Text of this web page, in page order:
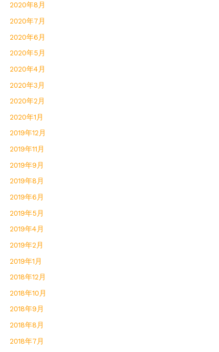
2020年8月
2020年7月
2020年6月
2020年5月
2020年4月
2020年3月
2020年2月
2020年1月
2019年12月
2019年11月
2019年9月
2019年8月
2019年6月
2019年5月
2019年4月
2019年2月
2019年1月
2018年12月
2018年10月
2018年9月
2018年8月
2018年7月